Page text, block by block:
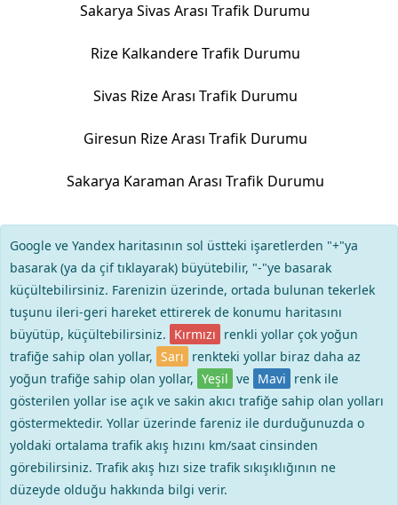
Sakarya Sivas Arası Trafik Durumu
Rize Kalkandere Trafik Durumu
Sivas Rize Arası Trafik Durumu
Giresun Rize Arası Trafik Durumu
Sakarya Karaman Arası Trafik Durumu
Google ve Yandex haritasının sol üstteki işaretlerden "+"ya
basarak (ya da çif tıklayarak) büyütebilir, "-"ye basarak
küçültebilirsiniz. Farenizin üzerinde, ortada bulunan tekerlek
tuşunu ileri-geri hareket ettirerek de konumu haritasını
büyütüp, küçültebilirsiniz. Kırmızı renkli yollar çok yoğun
trafiğe sahip olan yollar, Sarı renkteki yollar biraz daha az
yoğun trafiğe sahip olan yollar, Yeşil ve Mavi renk ile
gösterilen yollar ise açık ve sakin akıcı trafiğe sahip olan yolları
göstermektedir. Yollar üzerinde fareniz ile durduğunuzda o
yoldaki ortalama trafik akış hızını km/saat cinsinden
görebilirsiniz. Trafik akış hızı size trafik sıkışıklığının ne
düzeyde olduğu hakkında bilgi verir.